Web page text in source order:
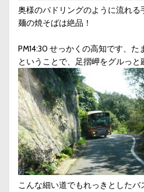
奥様のパドリングのように流れ
麺の焼そばは絶品！
PM14:30 せっかくの高知です、た
ということで、足摺岬をグルっと
こんな細い道でもれっきとした